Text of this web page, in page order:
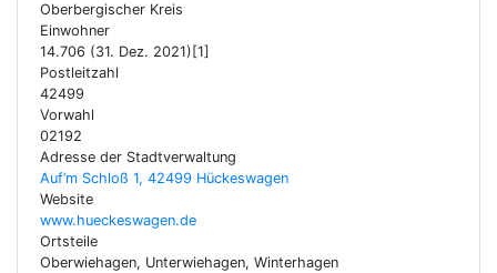
Oberbergischer Kreis
Einwohner
14.706 (31. Dez. 2021)[1]
Postleitzahl
42499
Vorwahl
02192
Adresse der Stadtverwaltung
Auf’m Schloß 1, 42499 Hückeswagen
Website
www.hueckeswagen.de
Ortsteile
Oberwiehagen, Unterwiehagen, Winterhagen